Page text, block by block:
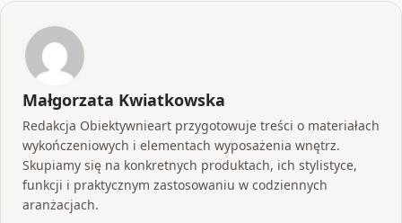
Małgorzata Kwiatkowska
Redakcja Obiektywnieart przygotowuje treści o materiałach
wykończeniowych i elementach wyposażenia wnętrz.
Skupiamy się na konkretnych produktach, ich stylistyce,
funkcji i praktycznym zastosowaniu w codziennych
aranżacjach.